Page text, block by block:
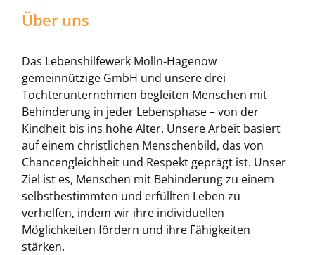
Über uns
Das Lebenshilfewerk Mölln-Hagenow
gemeinnützige GmbH und unsere drei
Tochterunternehmen begleiten Menschen mit
Behinderung in jeder Lebensphase – von der
Kindheit bis ins hohe Alter. Unsere Arbeit basiert
auf einem christlichen Menschenbild, das von
Chancengleichheit und Respekt geprägt ist. Unser
Ziel ist es, Menschen mit Behinderung zu einem
selbstbestimmten und erfüllten Leben zu
verhelfen, indem wir ihre individuellen
Möglichkeiten fördern und ihre Fähigkeiten
stärken.